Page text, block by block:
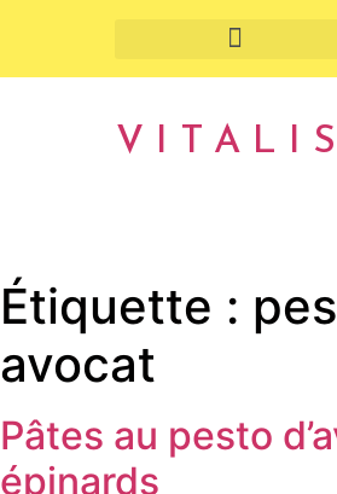
Étiquette :
avocat
Pâtes au pesto
épinards